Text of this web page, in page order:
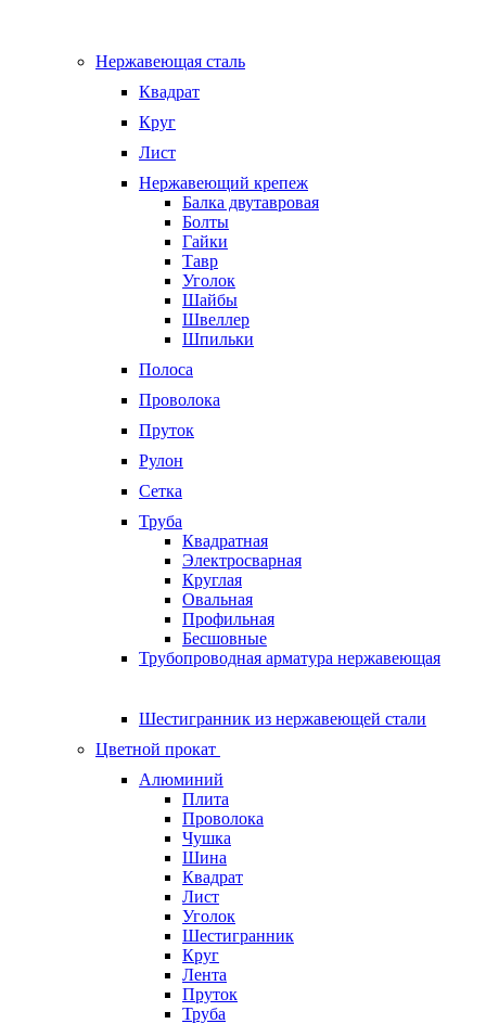
Нержавеющая сталь
Квадрат
Круг
Лист
Нержавеющий крепеж
Балка двутавровая
Болты
Гайки
Тавр
Уголок
Шайбы
Швеллер
Шпильки
Полоса
Проволока
Пруток
Рулон
Сетка
Труба
Квадратная
Электросварная
Круглая
Овальная
Профильная
Бесшовные
Трубопроводная арматура нержавеющая
Шестигранник из нержавеющей стали
Цветной прокат
Алюминий
Плита
Проволока
Чушка
Шина
Квадрат
Лист
Уголок
Шестигранник
Круг
Лента
Пруток
Труба